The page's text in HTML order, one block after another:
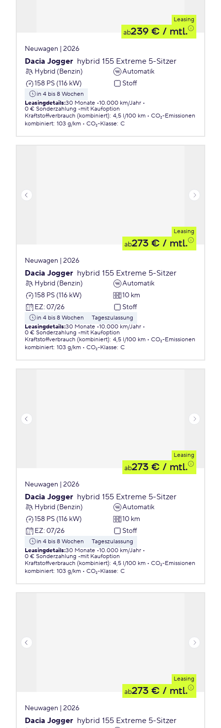
Leasing
ab239 € / mtl.
Neuwagen | 2026
Dacia Jogger hybrid 155 Extreme 5-Sitzer
Hybrid (Benzin)
Automatik
158 PS (116 kW)
Stoff
in 4 bis 8 Wochen
Leasingdetails:30 Monate 10.000 km/Jahr
0 € Sonderzahlung
mit Kaufoption
Kraftstoffverbrauch (kombiniert): 4,5 l/100 km
CO₂-Emissionen
kombiniert: 103 g/km CO₂-Klasse: C
Leasing
ab273 € / mtl.
Neuwagen | 2026
Dacia Jogger hybrid 155 Extreme 5-Sitzer
Hybrid (Benzin)
Automatik
158 PS (116 kW)
10 km
EZ: 07/26 Stoff
in 4 bis 8 Wochen
Tageszulassung
Leasingdetails:30 Monate 10.000 km/Jahr
0 € Sonderzahlung
mit Kaufoption
Kraftstoffverbrauch (kombiniert): 4,5 l/100 km
CO₂-Emissionen
kombiniert: 103 g/km CO₂-Klasse: C
Leasing
ab273 € / mtl.
Neuwagen | 2026
Dacia Jogger hybrid 155 Extreme 5-Sitzer
Hybrid (Benzin)
Automatik
158 PS (116 kW)
10 km
EZ: 07/26 Stoff
in 4 bis 8 Wochen
Tageszulassung
Leasingdetails:30 Monate 10.000 km/Jahr
0 € Sonderzahlung
mit Kaufoption
Kraftstoffverbrauch (kombiniert): 4,5 l/100 km
CO₂-Emissionen
kombiniert: 103 g/km CO₂-Klasse: C
Leasing
ab273 € / mtl.
Neuwagen | 2026
Dacia Jogger hybrid 155 Extreme 5-Sitzer